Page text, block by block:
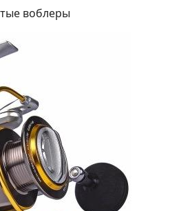
воблеры